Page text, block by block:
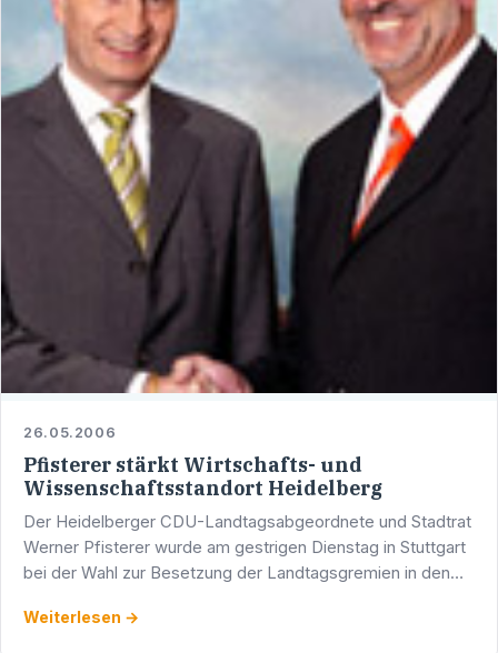
26.05.2006
Pfisterer stärkt Wirtschafts- und
Wissenschaftsstandort Heidelberg
Der Heidelberger CDU-Landtagsabgeordnete und Stadtrat
Werner Pfisterer wurde am gestrigen Dienstag in Stuttgart
bei der Wahl zur Besetzung der Landtagsgremien in den
Weiterlesen →